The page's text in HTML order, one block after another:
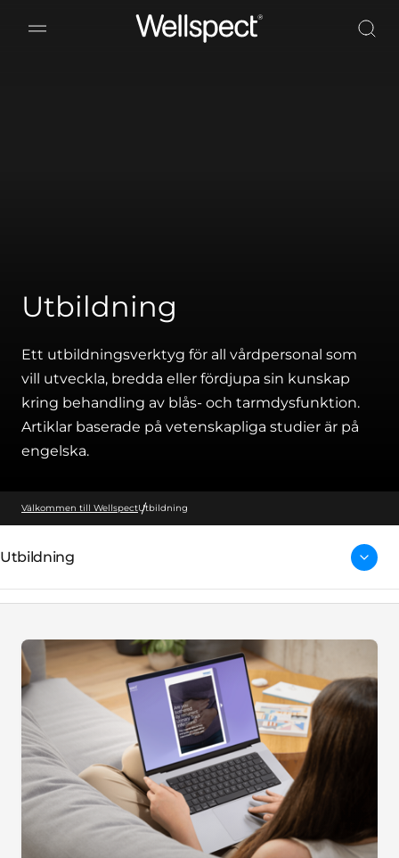
Wellspect
Utbildning
Ett utbildningsverktyg för all vårdpersonal som
vill utveckla, bredda eller fördjupa sin kunskap
kring behandling av blås- och tarmdysfunktion.
Artiklar baserade på vetenskapliga studier är på
engelska.
Välkommen till WellspectUtbildning
Utbildning